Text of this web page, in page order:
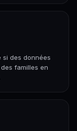
si des données
familles en